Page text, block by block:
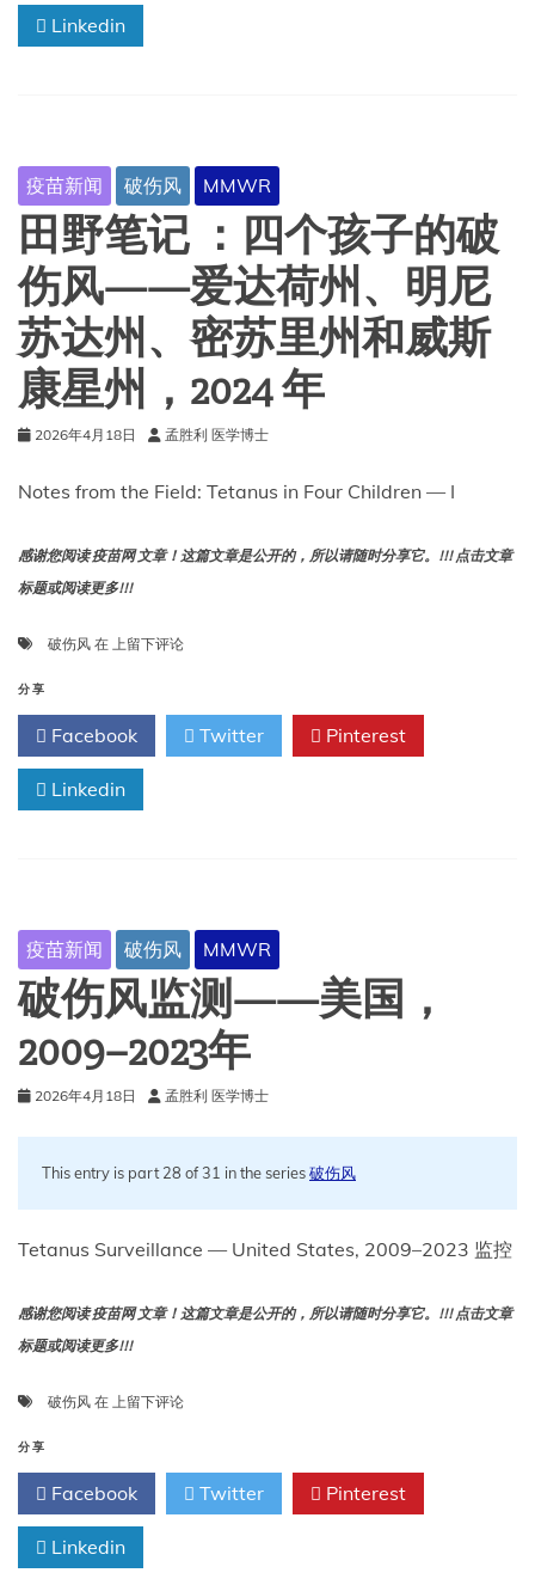
了
4
疫
苗
的
美
儿
感
染
破
伤
风
况，
中
括
绝
暴
露
预
防
Linkedin
疫苗新闻 破伤风 MMWR
田野笔记 ：四个孩子的破
伤风——爱达荷州、明尼
苏达州、密苏里州和威斯
康星州，2024 年
2026年4月18日 孟胜利 医学博士
Notes from the Field: Tetanus in Four Children — I
感谢您阅读 疫苗网 文章！这篇文章是公开的，所以请随时分享它。!!! 点击文章
标题或阅读更多!!!
破伤风 在 田
记 ：
四
个
孩
子
——
爱
达
荷
明
苏
密
斯
康
2024
上留下评论
分享
Facebook Twitter Pinterest
Linkedin
疫苗新闻 破伤风 MMWR
破伤风监测——美国，
2009–2023年
2026年4月18日 孟胜利 医学博士
This entry is part 28 of 31 in the series破伤风
Tetanus Surveillance — United States, 2009–2023 监控
感谢您阅读 疫苗网 文章！这篇文章是公开的，所以请随时分享它。!!! 点击文章
标题或阅读更多!!!
破伤风 在 破
监
测
——
美
国，
上留下评论
分享
Facebook Twitter Pinterest
Linkedin